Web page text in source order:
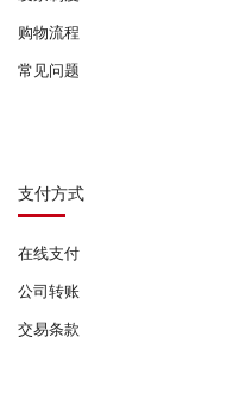
购物流程
常见问题
支付方式
在线支付
公司转账
交易条款